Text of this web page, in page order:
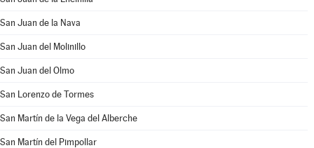
San Juan de la Nava
San Juan del Molinillo
San Juan del Olmo
San Lorenzo de Tormes
San Martín de la Vega del Alberche
San Martín del Pimpollar